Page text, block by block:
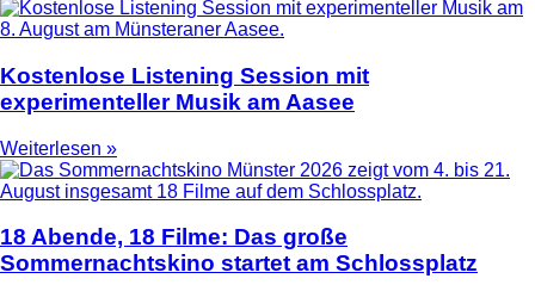
Kostenlose Listening Session mit
experimenteller Musik am Aasee
Weiterlesen »
18 Abende, 18 Filme: Das große
Sommernachtskino startet am Schlossplatz